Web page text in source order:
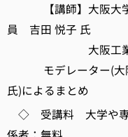
【講師】大阪大学
員 吉田 悦子 氏
大阪工業大学
モデレーター(大阪
氏)によるまとめ
◇ 受講料 大学や専